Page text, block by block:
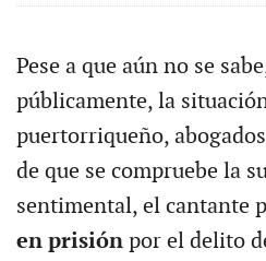
Pese a que aún no se
públicamente, la
puertorriqueño,
de que se compruebe la
sentimental, el cantante
en prisiónpor el delito